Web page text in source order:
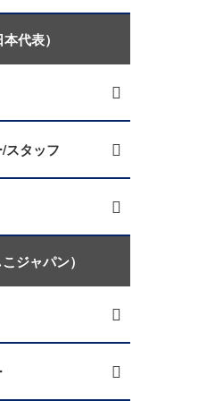
代表）
スタッフ
ジャパン）